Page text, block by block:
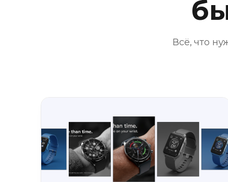
Всё, что